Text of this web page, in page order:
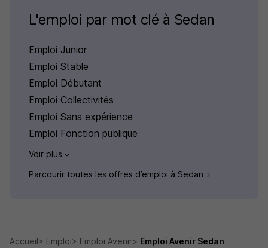
L'emploi par mot clé à Sedan
Emploi Junior
Emploi Stable
Emploi Débutant
Emploi Collectivités
Emploi Sans expérience
Emploi Fonction publique
Voir plus
Parcourir toutes les offres d’emploi à Sedan
Accueil Emploi Emploi Avenir Emploi Avenir Sedan